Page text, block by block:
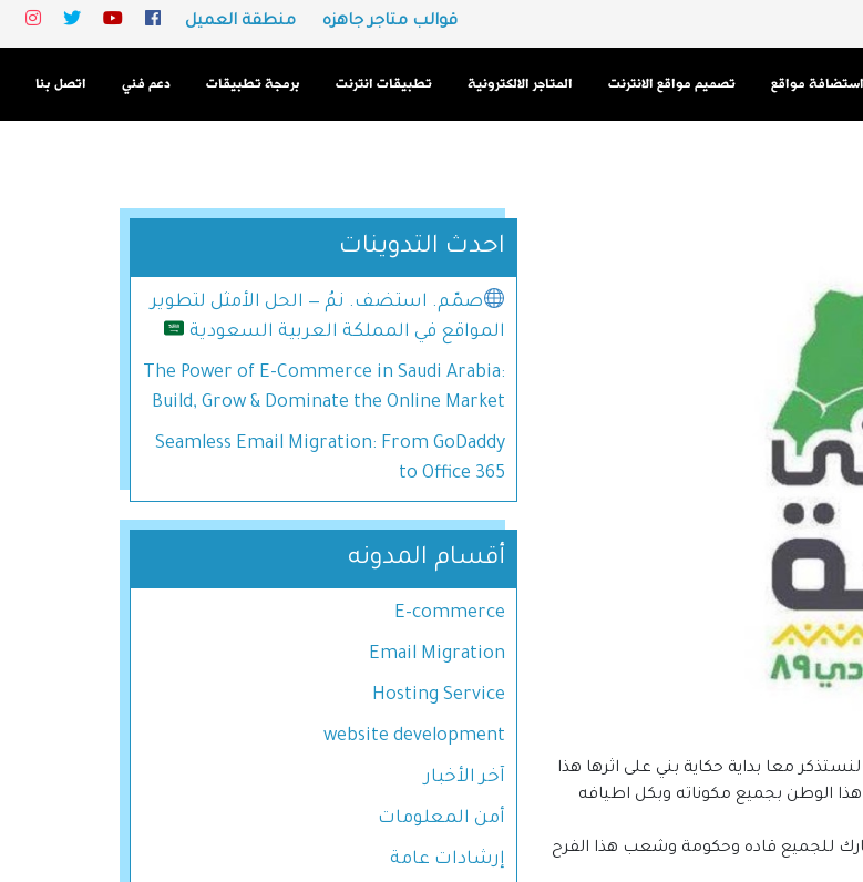
قوالب متاجر جاهزه منطقة العميل
استضافة مواقع تصميم مواقع الانترنت المتاجر الالكترونية تطبيقات انترنت برمجة تطبيقات دعم فني اتصل بنا
تحتفل مملكتنا الحبيبه هذه الايام بيومها الوطني التاسع والثمانون 89 لنستذكر معا بداية حكاية بني على اثرها هذا
هذا الوطن بجميع مكوناته وبكل اطيافه
للجميع قاده وحكومة وشعب هذا الفرح
احدث التدوينات
صمّم. استضف. نمُ — الحل الأمثل لتطوير
المواقع في المملكة العربية السعودية
The Power of E-Commerce in Saudi Arabia:
Build, Grow & Dominate the Online Market
Seamless Email Migration: From GoDaddy
to Office 365
أقسام المدونه
E-commerce
Email Migration
Hosting Service
website development
آخر اﻷخبار
أمن المعلومات
إرشادات عامة